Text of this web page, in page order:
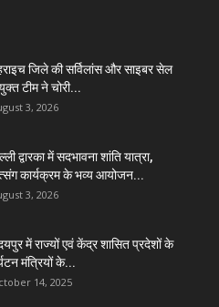
जिले की सर्विलांस और साइबर सेल
टीम ने चोरी...
3, 2026
द्वारका में सदभावना शांति यात्रा,
कार्यक्रम के भव्य आयोजन...
3, 2026
में राज्यों एवं केंद्र शासित प्रदेशों के
मंत्रियों के...
14, 2025